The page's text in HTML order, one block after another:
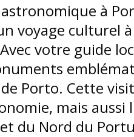
à
voyage culturel
votre guide
Porto. Cette
mais
du Nord du